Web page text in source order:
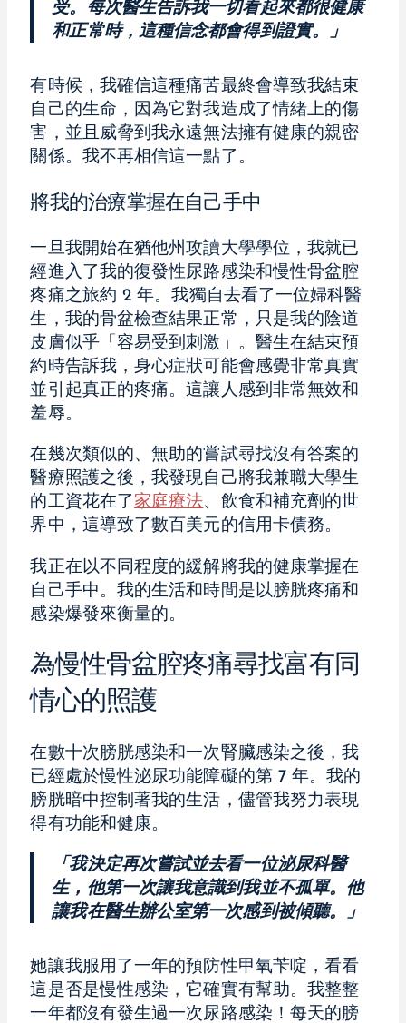
受。每次醫生告訴我一切看起來都很健康
和正常時，這種信念都會得到證實。」
有時候，我確信這種痛苦最終會導致我結束
自己的生命，因為它對我造成了情緒上的傷
害，並且威脅到我永遠無法擁有健康的親密
關係。我不再相信這一點了。
將我的治療掌握在自己手中
一旦我開始在猶他州攻讀大學學位，我就已
經進入了我的復發性尿路感染和慢性骨盆腔
疼痛之旅約 2 年。我獨自去看了一位婦科醫
生，我的骨盆檢查結果正常，只是我的陰道
皮膚似乎「容易受到刺激」。醫生在結束預
約時告訴我，身心症狀可能會感覺非常真實
並引起真正的疼痛。這讓人感到非常無效和
羞辱。
在幾次類似的、無助的嘗試尋找沒有答案的
醫療照護之後，我發現自己將我兼職大學生
的工資花在了 家庭療法、飲食和補充劑的世
界中，這導致了數百美元的信用卡債務。
我正在以不同程度的緩解將我的健康掌握在
自己手中。我的生活和時間是以膀胱疼痛和
感染爆發來衡量的。
為慢性骨盆腔疼痛尋找富有同
情心的照護
在數十次膀胱感染和一次腎臟感染之後，我
已經處於慢性泌尿功能障礙的第 7 年。我的
膀胱暗中控制著我的生活，儘管我努力表現
得有功能和健康。
「我決定再次嘗試並去看一位泌尿科醫
生，他第一次讓我意識到我並不孤單。他
讓我在醫生辦公室第一次感到被傾聽。」
她讓我服用了一年的預防性甲氧苄啶，看看
這是否是慢性感染，它確實有幫助。我整整
一年都沒有發生過一次尿路感染！每天的膀